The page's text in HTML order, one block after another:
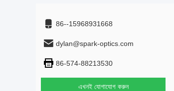
86--15968931668
dylan@spark-optics.com
86-574-88213530
এখনই যোগাযোগ করুন